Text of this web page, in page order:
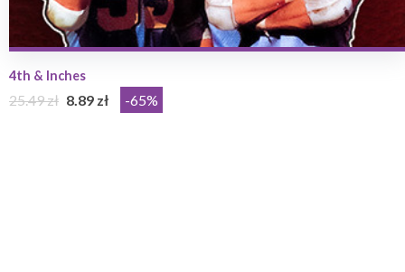
4th & Inches
25.49 zł 8.89 zł -65%